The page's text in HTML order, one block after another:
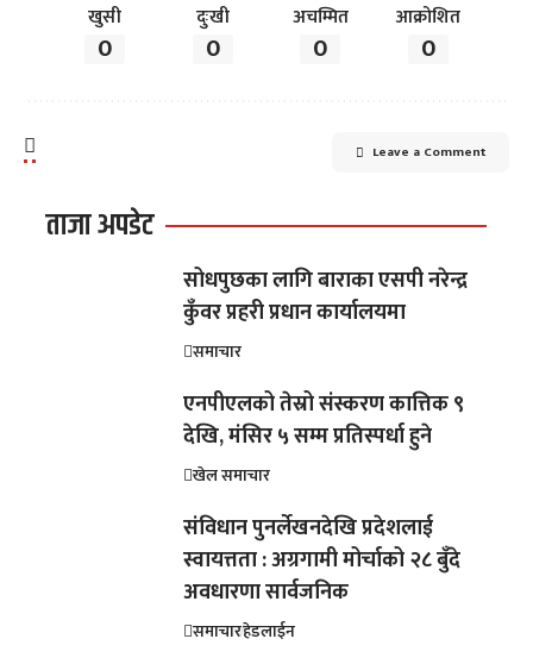
खुसी
0
दुःखी
0
अचम्मित
0
आक्रोशित
0
Leave a Comment
ताजा अपडेट
सोधपुछका लागि बाराका एसपी नरेन्द्र
कुँवर प्रहरी प्रधान कार्यालयमा
समाचार
एनपीएलको तेस्रो संस्करण कात्तिक ९
देखि, मंसिर ५ सम्म प्रतिस्पर्धा हुने
खेल समाचार
संविधान पुनर्लेखनदेखि प्रदेशलाई
स्वायत्तता : अग्रगामी मोर्चाको २८ बुँदे
अवधारणा सार्वजनिक
समाचारहेडलाईन